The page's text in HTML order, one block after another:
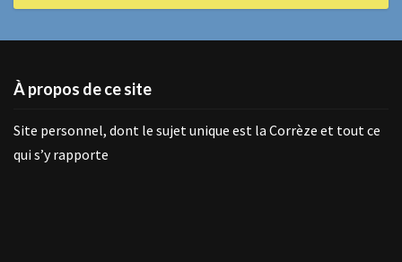
À propos de ce site
Site personnel, dont le sujet unique est la Corrèze et tout ce
qui s’y rapporte